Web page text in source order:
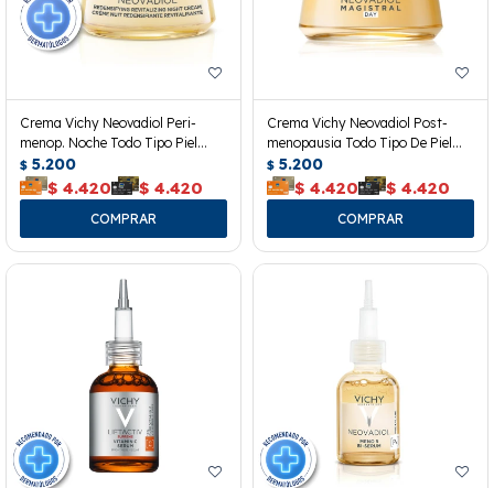
Crema Vichy Neovadiol Peri-
menop. Noche Todo Tipo Piel
50ml
$ 5.200
$ 4.420 $ 4.420
Crema Vichy Neovadiol Post-
menopausia Todo Tipo De Piel
50ml
$ 5.200
$ 4.420 $ 4.420